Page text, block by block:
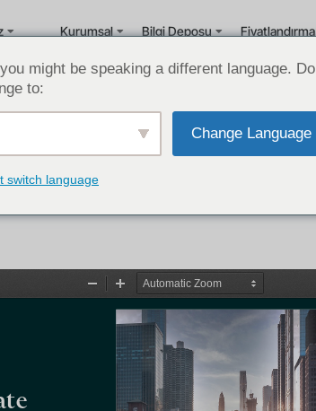
Kurumsal Bilgi Deposu Fiyatlandırma
Görünümü 2023 CBRE
might be speaking a different language. Do
to:
Change Language
switch language